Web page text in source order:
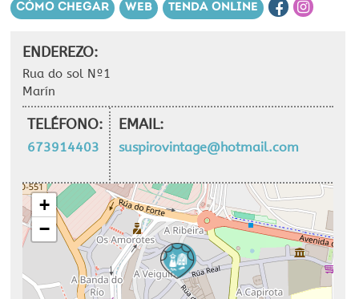
CÓMO CHEGAR WEB TENDA ONLINE
ENDEREZO:
Rua do sol Nº1
Marín
TELÉFONO:
673914403
EMAIL:
suspirovintage@hotmail.com
+
−